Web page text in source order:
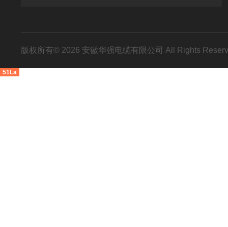
版权所有© 2026 安徽华强电缆有限公司 All Rights
51La